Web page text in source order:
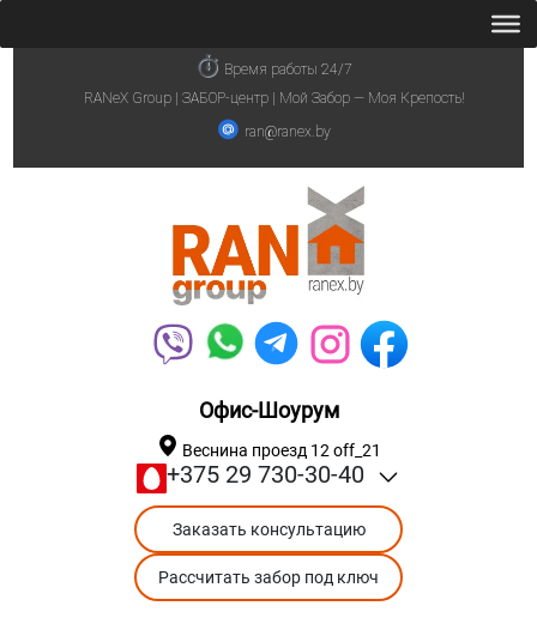
Время работы 24/7
RANeX Group | ЗАБОР-центр | Мой Забор — Моя Крепость!
ran@ranex.by
Офис-Шоурум
Веснина проезд 12 off_21
+375 29 730-30-40
Заказать консультацию
Рассчитать забор под ключ